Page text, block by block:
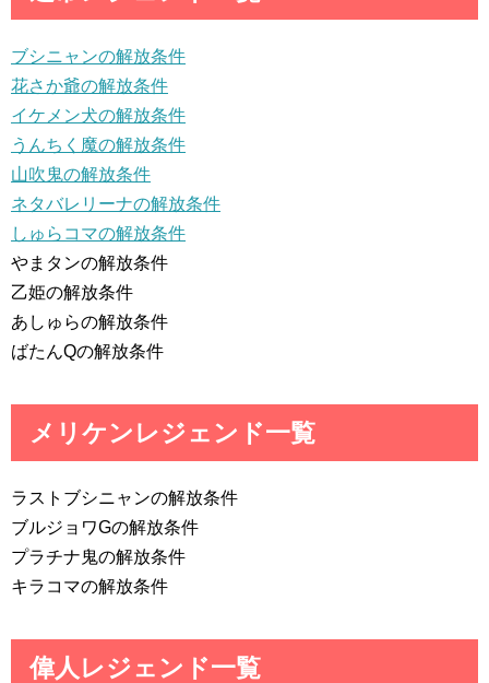
ブシニャンの解放条件
花さか爺の解放条件
イケメン犬の解放条件
うんちく魔の解放条件
山吹鬼の解放条件
ネタバレリーナの解放条件
しゅらコマの解放条件
やまタンの解放条件
乙姫の解放条件
あしゅらの解放条件
ばたんQの解放条件
メリケンレジェンド一覧
ラストブシニャンの解放条件
ブルジョワGの解放条件
プラチナ鬼の解放条件
キラコマの解放条件
偉人レジェンド一覧